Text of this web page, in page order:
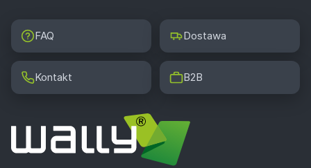
FAQ Dostawa
Kontakt B2B